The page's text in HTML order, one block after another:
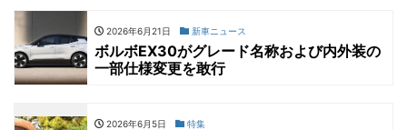
2026年6月21日 新車ニュース
ボルボEX30がグレード名称および内外装の
一部仕様変更を敢行
2026年6月5日 特集